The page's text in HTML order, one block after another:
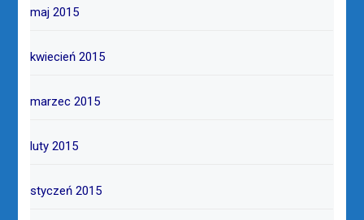
maj 2015
kwiecień 2015
marzec 2015
luty 2015
styczeń 2015